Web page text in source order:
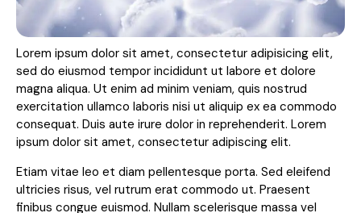
Lorem ipsum dolor sit amet, consectetur adipisicing elit,
sed do eiusmod tempor incididunt ut labore et dolore
magna aliqua. Ut enim ad minim veniam, quis nostrud
exercitation ullamco laboris nisi ut aliquip ex ea commodo
consequat. Duis aute irure dolor in reprehenderit. Lorem
ipsum dolor sit amet, consectetur adipiscing elit.
Etiam vitae leo et diam pellentesque porta. Sed eleifend
ultricies risus, vel rutrum erat commodo ut. Praesent
finibus congue euismod. Nullam scelerisque massa vel